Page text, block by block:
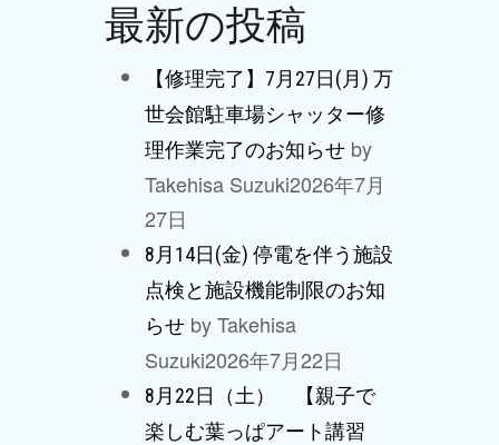
最新の投稿
【修理完了】7月27日(月) 万
世会館駐車場シャッター修
理作業完了のお知らせ by
Takehisa Suzuki2026年7月
27日
8月14日(金) 停電を伴う施設
点検と施設機能制限のお知
らせ by Takehisa
Suzuki2026年7月22日
8月22日（土） 【親子で
楽しむ葉っぱアート講習